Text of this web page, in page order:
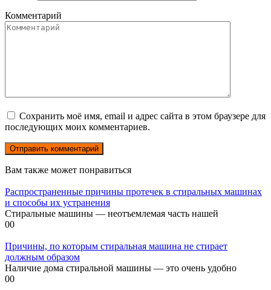
Комментарий
Сохранить моё имя, email и адрес сайта в этом браузере для
последующих моих комментариев.
Вам также может понравиться
Распространенные причины протечек в стиральных машинах
и способы их устранения
Стиральные машины — неотъемлемая часть нашей
00
Причины, по которым стиральная машина не стирает
должным образом
Наличие дома стиральной машины — это очень удобно
00